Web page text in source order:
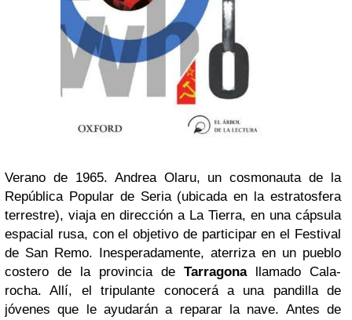
Verano de 1965. Andrea Olaru, un cosmonauta de la
República Popular de Seria (ubicada en la estratosfera
terrestre), viaja en dirección a La Tierra, en una cápsula
espacial rusa, con el objetivo de participar en el Festival
de San Remo. Inesperadamente, aterriza en un pueblo
costero de la provincia de Tarragonallamado Cala-
rocha. Allí, el tripulante conocerá a una pandilla de
jóvenes que le ayudarán a reparar la nave. Antes de